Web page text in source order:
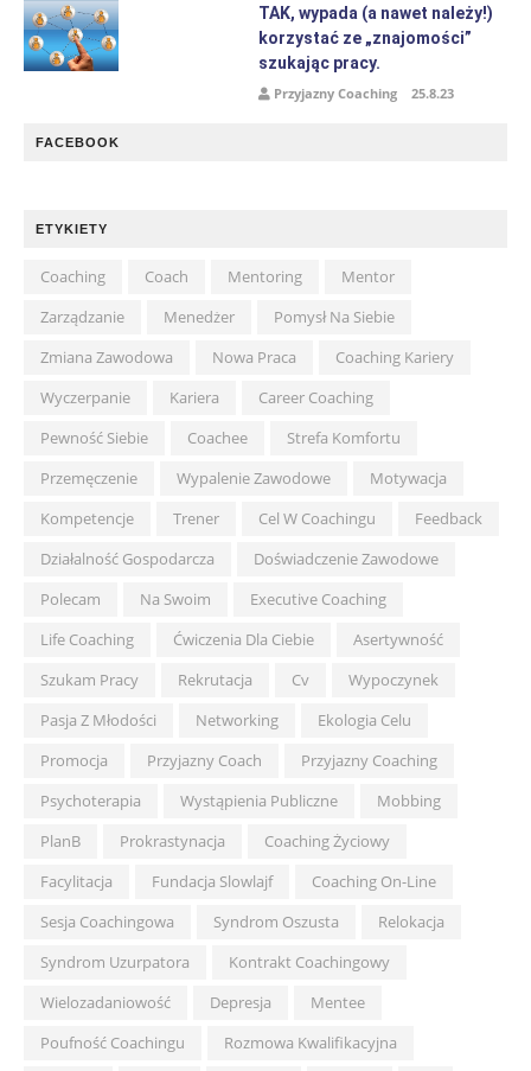
TAK, wypada (a nawet należy!)
korzystać ze „znajomości”
szukając pracy.
Przyjazny Coaching 25.8.23
FACEBOOK
ETYKIETY
Coaching Coach Mentoring
Mentor
Zarządzanie
Menedżer
Pomysł Na Siebie
Zmiana Zawodowa
Nowa Praca
Coaching Kariery
Wyczerpanie
Kariera
Career Coaching
Pewność Siebie
Coachee
Strefa Komfortu
Przemęczenie
Wypalenie Zawodowe
Motywacja
Kompetencje
Trener Cel W Coachingu
Feedback
Działalność Gospodarcza
Doświadczenie Zawodowe
Polecam
Na Swoim
Executive Coaching
Life Coaching
Ćwiczenia Dla Ciebie
Asertywność
Szukam Pracy
Rekrutacja Cv
Wypoczynek
Pasja Z Młodości
Networking
Ekologia Celu
Promocja
Przyjazny Coach
Przyjazny Coaching
Psychoterapia
Wystąpienia Publiczne
Mobbing
PlanB
Prokrastynacja
Coaching Życiowy
Facylitacja
Fundacja Slowlajf
Coaching On-Line
Sesja Coachingowa
Syndrom Oszusta
Relokacja
Syndrom Uzurpatora
Kontrakt Coachingowy
Wielozadaniowość
Depresja
Mentee
Poufność Coachingu
Rozmowa Kwalifikacyjna